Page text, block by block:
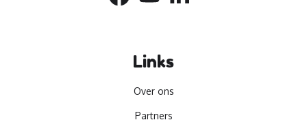
Links
Over ons
Partners